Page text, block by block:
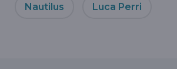
Nautilus Luca Perri